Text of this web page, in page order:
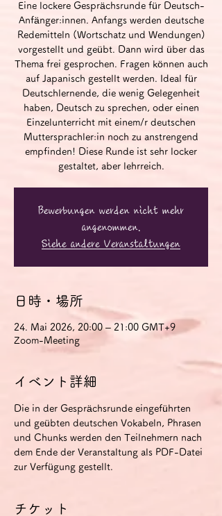
Eine lockere Gesprächsrunde für Deutsch-
Anfänger:innen. Anfangs werden deutsche
Redemitteln (Wortschatz und Wendungen)
vorgestellt und geübt. Dann wird über das
Thema frei gesprochen. Fragen können auch
auf Japanisch gestellt werden. Ideal für
Deutschlernende, die wenig Gelegenheit
haben, Deutsch zu sprechen, oder einen
Einzelunterricht mit einem/r deutschen
Muttersprachler:in noch zu anstrengend
empfinden! Diese Runde ist sehr locker
gestaltet, aber lehrreich.
Bewerbungen werden nicht mehr
angenommen.
Siehe andere Veranstaltungen
日時・場所
24. Mai 2026, 20:00 – 21:00 GMT+9
Zoom-Meeting
イベント詳細
Die in der Gesprächsrunde eingeführten
und geübten deutschen Vokabeln, Phrasen
und Chunks werden den Teilnehmern nach
dem Ende der Veranstaltung als PDF-Datei
zur Verfügung gestellt.
チケット